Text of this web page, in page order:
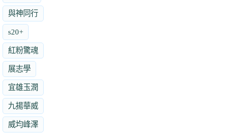
與神同行
s20+
紅粉驚魂
展志學
宜雄玉潤
九揚華威
威均峰澤